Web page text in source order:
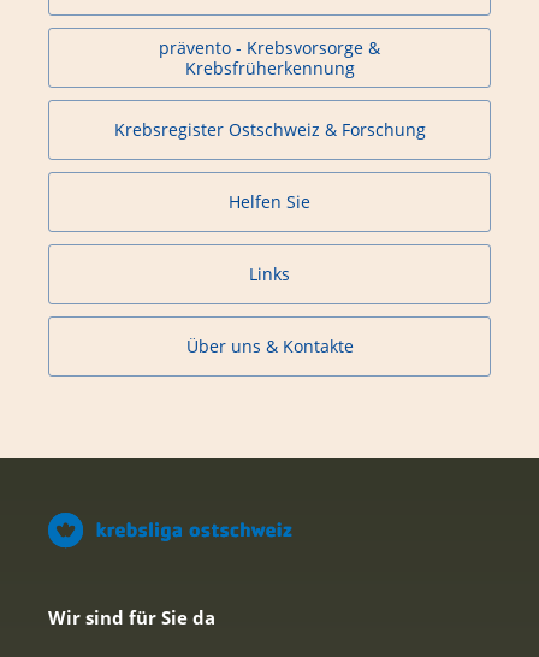
prävento - Krebsvorsorge &
Krebsfrüherkennung
Krebsregister Ostschweiz & Forschung
Helfen Sie
Links
Über uns & Kontakte
Wir sind für Sie da